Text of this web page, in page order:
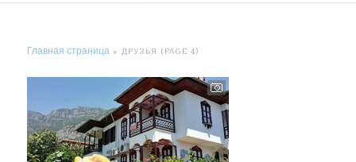
Главная страница » ДРУЗЬЯ (PAGE 4)